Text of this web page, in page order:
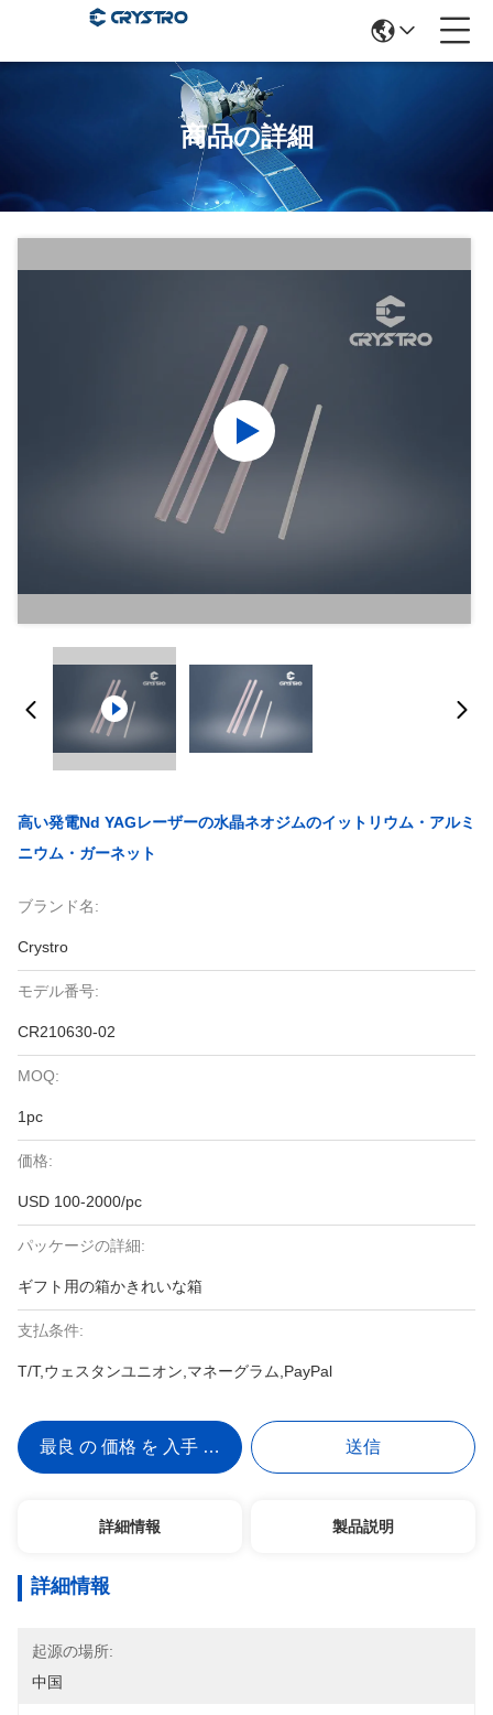
商品の詳細
高い発電Nd YAGレーザーの水晶ネオジムのイットリウム・アルミ
ニウム・ガーネット
ブランド名:
Crystro
モデル番号:
CR210630-02
MOQ:
1pc
価格:
USD 100-2000/pc
パッケージの詳細:
ギフト用の箱かきれいな箱
支払条件:
T/T,ウェスタンユニオン,マネーグラム,PayPal
最良 の 価格 を 入手 する 送信
詳細情報 製品説明
詳細情報
起源の場所:
中国